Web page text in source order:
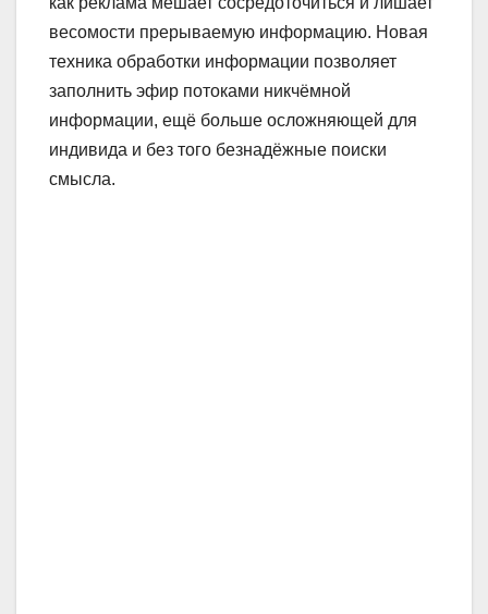
весомости прерываемую информацию. Новая
техника обработки информации позволяет
заполнить эфир потоками никчёмной
информации, ещё больше осложняющей для
индивида и без того безнадёжные поиски
смысла.